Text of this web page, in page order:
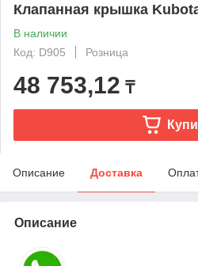
Клапанная крышка
В наличии
Код: D905
Розница
48 753,12 ₸
Описание Доставка
Описание